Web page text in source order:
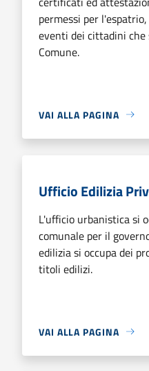
permessi per
eventi dei cittadini che
Comune.
VAI ALLA PAGINA
Ufficio Edilizia
L'ufficio urbanistica si
comunale per il
edilizia si occupa dei
titoli edilizi.
VAI ALLA PAGINA